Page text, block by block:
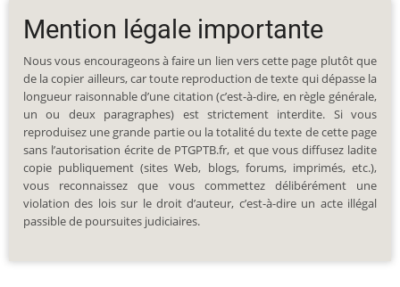
Mention légale importante
Nous vous encourageons à faire un lien vers cette page plutôt que
de la copier ailleurs, car toute reproduction de texte qui dépasse la
longueur raisonnable d’une citation (c’est-à-dire, en règle générale,
un ou deux paragraphes) est strictement interdite. Si vous
reproduisez une grande partie ou la totalité du texte de cette page
sans l’autorisation écrite de PTGPTB.fr, et que vous diffusez ladite
copie publiquement (sites Web, blogs, forums, imprimés, etc.),
vous reconnaissez que vous commettez délibérément une
violation des lois sur le droit d’auteur, c’est-à-dire un acte illégal
passible de poursuites judiciaires.